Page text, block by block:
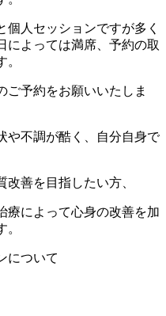
人セッションですが多く
によっては満席、予約の取
ご予約をお願いいたしま
や不調が酷く、自分自身で
善を目指したい方、
療によって心身の改善を加
について